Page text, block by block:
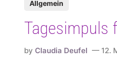
Allgemein
Tagesimpuls
by Claudia Deufel 12.